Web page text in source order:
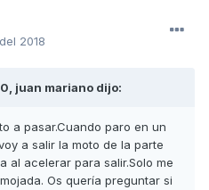
2018
juan mariano dijo:
a pasar.Cuando paro en un
a salir la moto de la parte
al acelerar para salir.Solo me
Os quería preguntar si